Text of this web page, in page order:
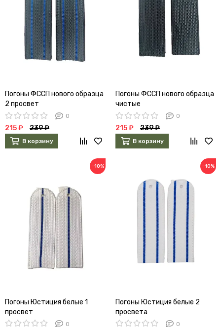
Погоны ФССП нового образца
2 просвет
0
215 ₽ 239 ₽
В корзину
Погоны ФССП нового образца
чистые
0
215 ₽ 239 ₽
В корзину
−10%
Погоны Юстиция белые 1
просвет
0
−10%
Погоны Юстиция белые 2
просвета
0